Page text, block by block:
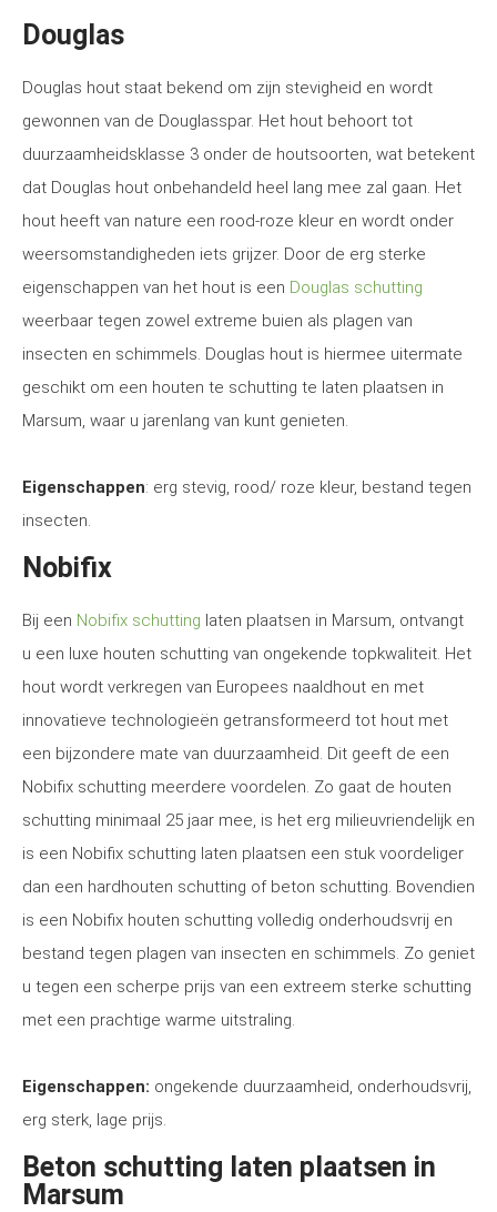
Douglas
Douglas hout staat bekend om zijn stevigheid en wordt
gewonnen van de Douglasspar. Het hout behoort tot
duurzaamheidsklasse 3 onder de houtsoorten, wat betekent
dat Douglas hout onbehandeld heel lang mee zal gaan. Het
hout heeft van nature een rood-roze kleur en wordt onder
weersomstandigheden iets grijzer. Door de erg sterke
eigenschappen van het hout is een Douglas schutting
weerbaar tegen zowel extreme buien als plagen van
insecten en schimmels. Douglas hout is hiermee uitermate
geschikt om een houten te schutting te laten plaatsen in
Marsum, waar u jarenlang van kunt genieten.
Eigenschappen: erg stevig, rood/ roze kleur, bestand tegen
insecten.
Nobifix
Bij een Nobifix schutting laten plaatsen in Marsum, ontvangt
u een luxe houten schutting van ongekende topkwaliteit. Het
hout wordt verkregen van Europees naaldhout en met
innovatieve technologieën getransformeerd tot hout met
een bijzondere mate van duurzaamheid. Dit geeft de een
Nobifix schutting meerdere voordelen. Zo gaat de houten
schutting minimaal 25 jaar mee, is het erg milieuvriendelijk en
is een Nobifix schutting laten plaatsen een stuk voordeliger
dan een hardhouten schutting of beton schutting. Bovendien
is een Nobifix houten schutting volledig onderhoudsvrij en
bestand tegen plagen van insecten en schimmels. Zo geniet
u tegen een scherpe prijs van een extreem sterke schutting
met een prachtige warme uitstraling.
Eigenschappen: ongekende duurzaamheid, onderhoudsvrij,
erg sterk, lage prijs.
Beton schutting laten plaatsen in
Marsum